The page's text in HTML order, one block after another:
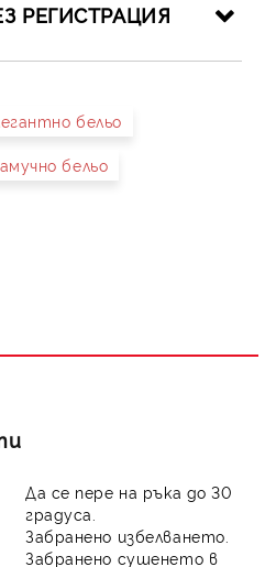
РЕГИСТРАЦИЯ
бельо
бельо
Да се пере на ръка до 30
градуса.
Забранено избелването.
Забранено сушенето в